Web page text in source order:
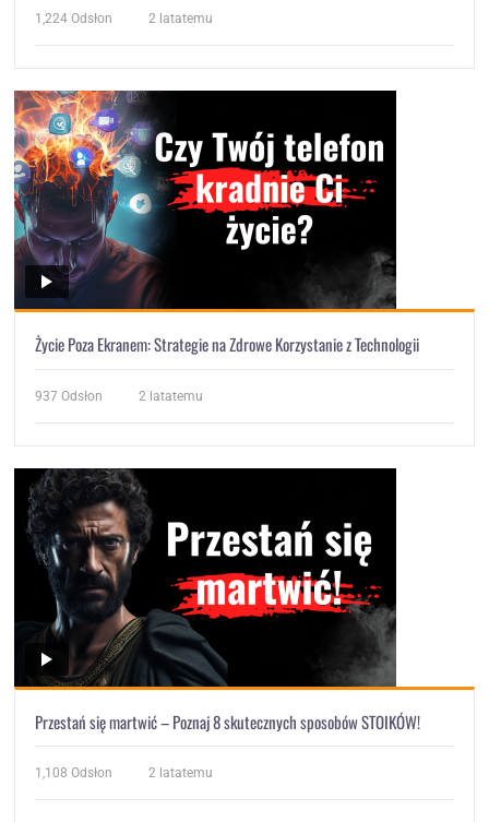
1,224 Odsłon 2 latatemu
Życie Poza Ekranem: Strategie na Zdrowe Korzystanie z Technologii
937 Odsłon 2 latatemu
Przestań się martwić – Poznaj 8 skutecznych sposobów STOIKÓW!
1,108 Odsłon 2 latatemu